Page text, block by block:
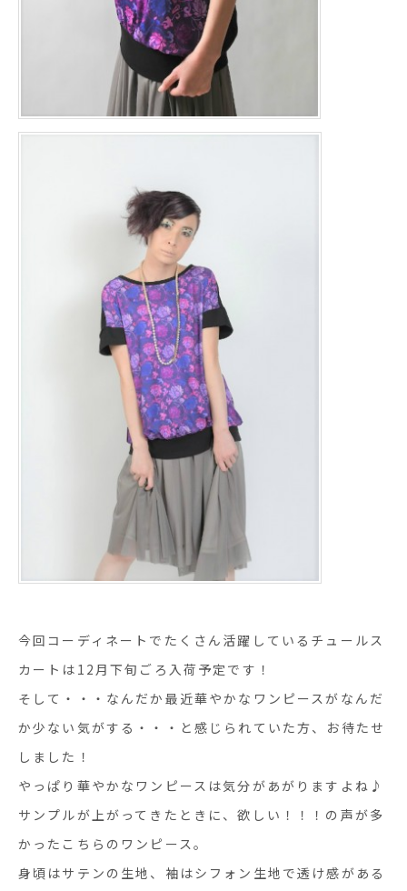
今回コーディネートでたくさん活躍しているチュールス
カートは12月下旬ごろ入荷予定です！
そして・・・なんだか最近華やかなワンピースがなんだ
か少ない気がする・・・と感じられていた方、お待たせ
しました！
やっぱり華やかなワンピースは気分があがりますよね♪
サンプルが上がってきたときに、欲しい！！！の声が多
かったこちらのワンピース。
身頃はサテンの生地、袖はシフォン生地で透け感がある